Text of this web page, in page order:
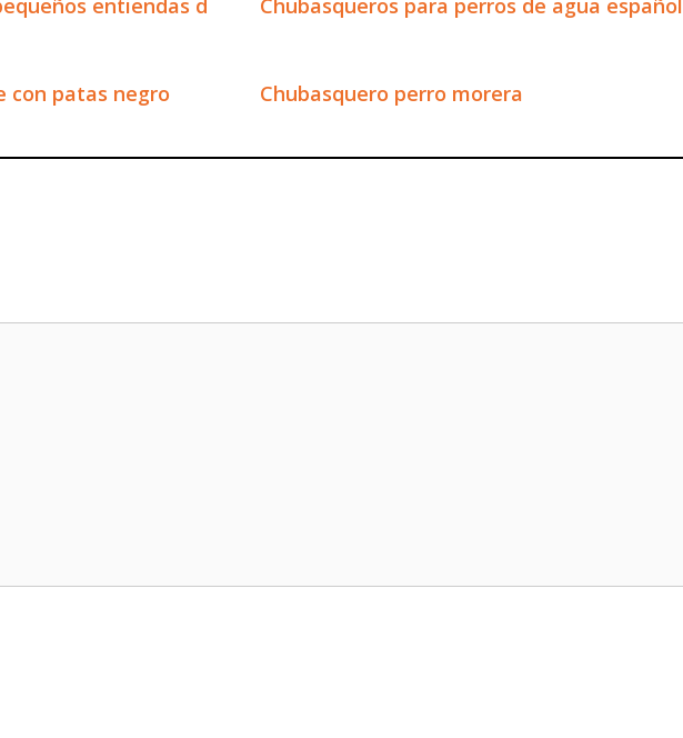
con patas negro Chubasquero perro morera